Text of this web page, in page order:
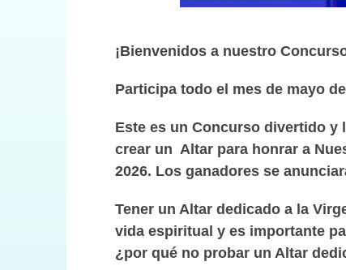
¡Bienvenidos a nuestro
Participa todo el mes de mayo
Este es un Concurso divertido y
crear un Altar para honrar a
2026. Los ganadores se
Tener un Altar dedicado a la
vida espiritual y es importante
¿por qué no probar un Altar